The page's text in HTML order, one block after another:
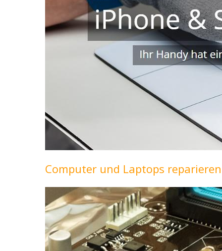
Computer und Laptops